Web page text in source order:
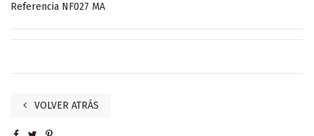
Referencia NF027 MA
VOLVER ATRÁS